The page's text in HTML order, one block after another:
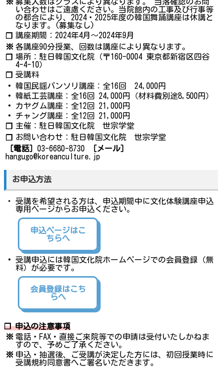
い合わせはご遠慮ください。当院館内の工事及び行事等
の都合により、2024・2025年度の韓国舞踊講座は休講と
なります。(募集なし)
❐ 講座期間：2024年4月～2024年9月
※ 各講座90分授業、回数は講座により異なります。
❐ 場所：駐日韓国文化院（〒160-0004 東京都新宿区四谷
4-4-10）
❐ 受講料
・ 韓国民謡パンソリ講座：全16回 24,000円
・ 韓紙工芸講座：全16回 24,000円（材料費別途8,500円）
・
カヤグム講座：全12回 21,000円
・
チャング講座：全12回 21,000円
❐ 主催：駐日韓国文化院 世宗学堂
❐
お問い合わせ：駐日韓国文化院 世宗学堂
［電話］ 03-6680-8730
［メール］
hangugo@koreanculture.jp
お申込方法
・
受講を希望される方は、申込期間中に文化体験講座申込
専用ページからお申込ください。
申込ページはこ
ちらへ
・
受講申込には韓国文化院ホームページでの会員登録（無
料）が必要です。
会員登録はこち
らへ
❐ 申込の注意事項
※ 電話・FAX・直接ご来院等での申請は受付いたしかねま
すので、予めご了承ください。
※ 申込・抽選後、ご受講が決定した方には、初回授業時に
受講規約同意書へご署名いただきます。